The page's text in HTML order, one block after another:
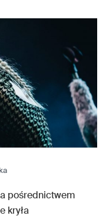
pośrednictwem
kryła